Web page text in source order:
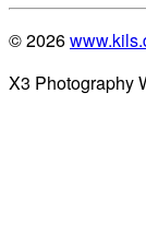
© 2026
X3 Photography